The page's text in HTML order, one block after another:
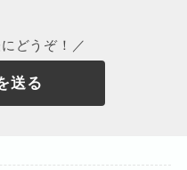
どうぞ！／
送る